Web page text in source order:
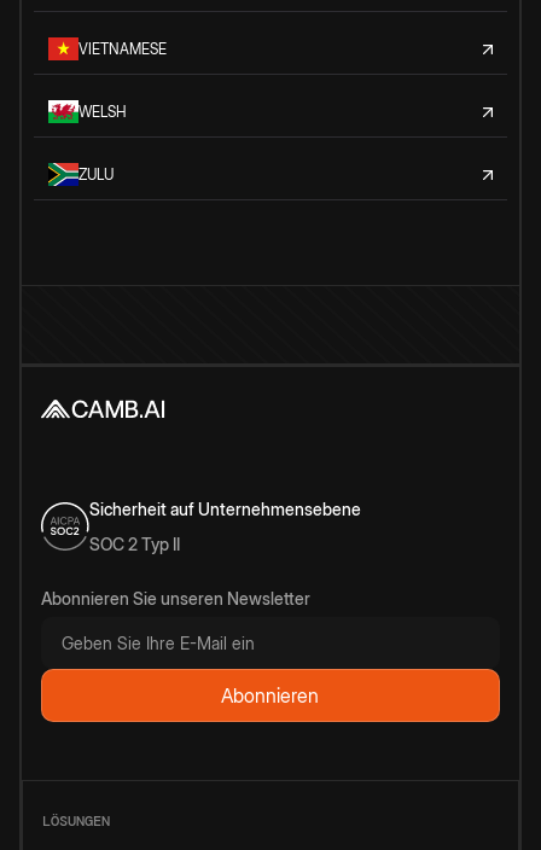
VIETNAMESE
WELSH
ZULU
Sicherheit auf Unternehmensebene
SOC 2 Typ II
Abonnieren Sie unseren Newsletter
LÖSUNGEN